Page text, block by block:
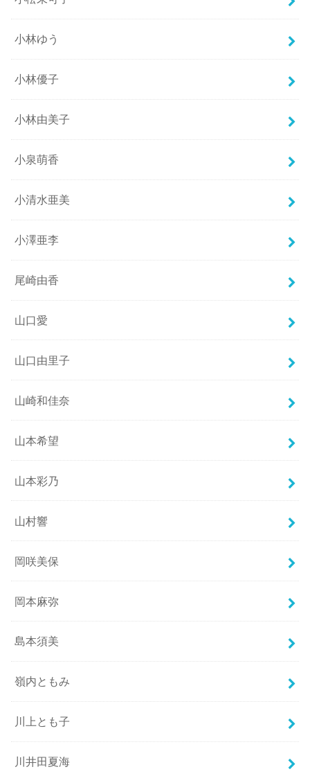
小林ゆう
小林優子
小林由美子
小泉萌香
小清水亜美
小澤亜李
尾崎由香
山口愛
山口由里子
山崎和佳奈
山本希望
山本彩乃
山村響
岡咲美保
岡本麻弥
島本須美
嶺内ともみ
川上とも子
川井田夏海